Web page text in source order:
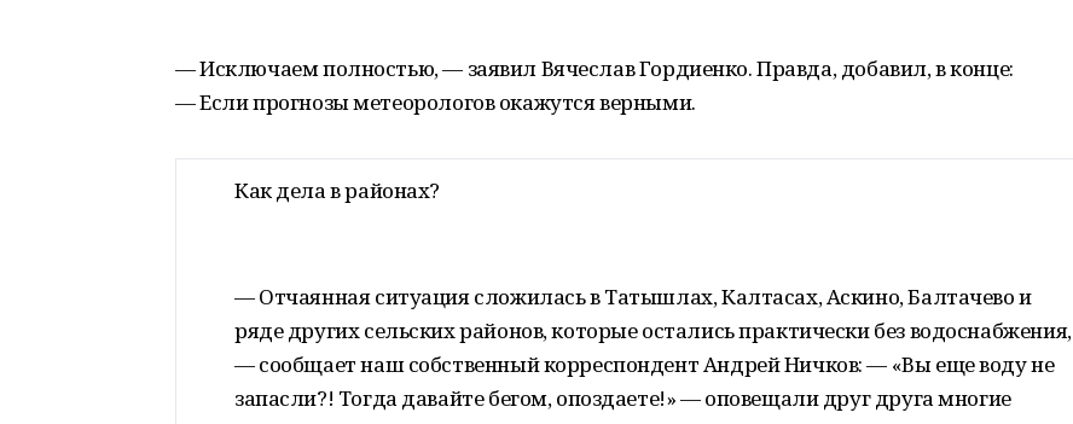
— Исключаем полностью, — заявил Вячеслав Гордиенко. Правда, добавил, в конце:
— Если прогнозы метеорологов окажутся верными.
Как дела в районах?
— Отчаянная ситуация сложилась в Татышлах, Калтасах, Аскино, Балтачево и
ряде других сельских районов, которые остались практически без водоснабжения,
— сообщает наш собственный корреспондент Андрей Ничков: — «Вы еще воду не
запасли?! Тогда давайте бегом, опоздаете!» — оповещали друг друга многие